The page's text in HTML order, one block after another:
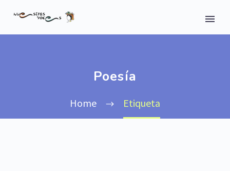
Poesía
Home Etiqueta